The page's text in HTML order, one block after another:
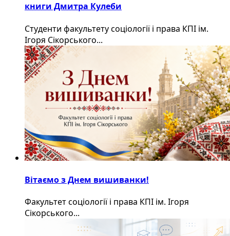
книги Дмитра Кулеби
Студенти факультету соціології і права КПІ ім.
Ігоря Сікорського...
Вітаємо з Днем вишиванки!
Факультет соціології і права КПІ ім. Ігоря
Сікорського...